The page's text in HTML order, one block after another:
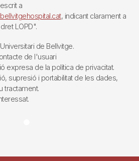
a
, indicant clarament a
LOPD".
de Bellvitge.
de l'usuari
expresa de la política de privacitat.
supresió i portabilitat de les dades,
tractament.